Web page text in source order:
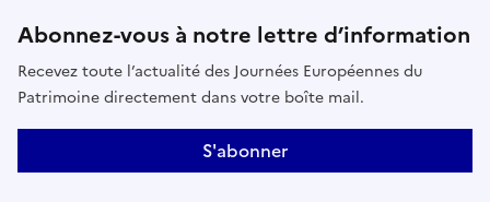
Abonnez-vous à notre lettre d’information
Recevez toute l’actualité des Journées Européennes du
Patrimoine directement dans votre boîte mail.
S'abonner